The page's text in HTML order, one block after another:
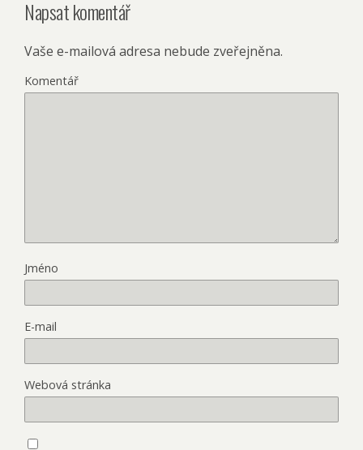
Napsat komentář
Vaše e-mailová adresa nebude zveřejněna.
Komentář
Jméno
E-mail
Webová stránka